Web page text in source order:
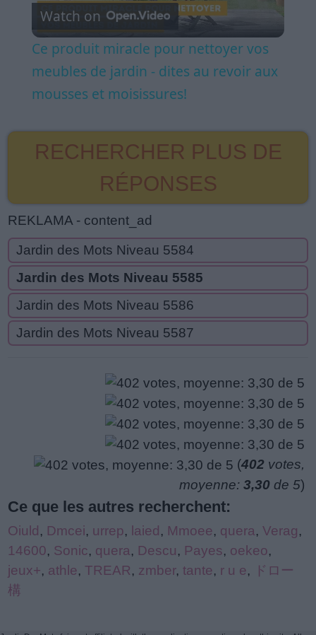
Video
Watch on
Ce produit miracle pour nettoyer vos
meubles de jardin - dites au revoir aux
mousses et moisissures!
RECHERCHER PLUS DE
RÉPONSES
REKLAMA - content_ad
Jardin des Mots Niveau 5584
Jardin des Mots Niveau 5585
Jardin des Mots Niveau 5586
Jardin des Mots Niveau 5587
(402 votes,
moyenne: 3,30 de 5)
Ce que les autres recherchent:
Oiuld , Dmcei, urrep, laied , Mmoee, quera, Verag,
14600, Sonic, quera, Descu, Payes, oekeo,
jeux+, athle, TREAR, zmber, tante, r u e,
ドロー
構